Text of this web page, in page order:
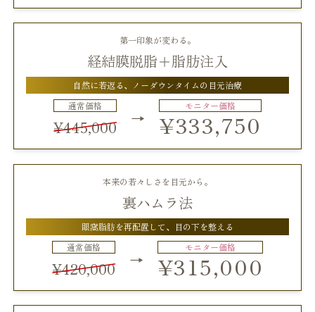
第一印象が変わる。
経結膜脱脂＋脂肪注入
自然に若返る、ノーダウンタイムの目元治療
通常価格
¥445,000 →
モニター価格
¥333,750
本来の若々しさを目元から。
裏ハムラ法
眼窩脂肪を再配置して、目の下を整える
通常価格
¥420,000→
モニター価格
¥315,000